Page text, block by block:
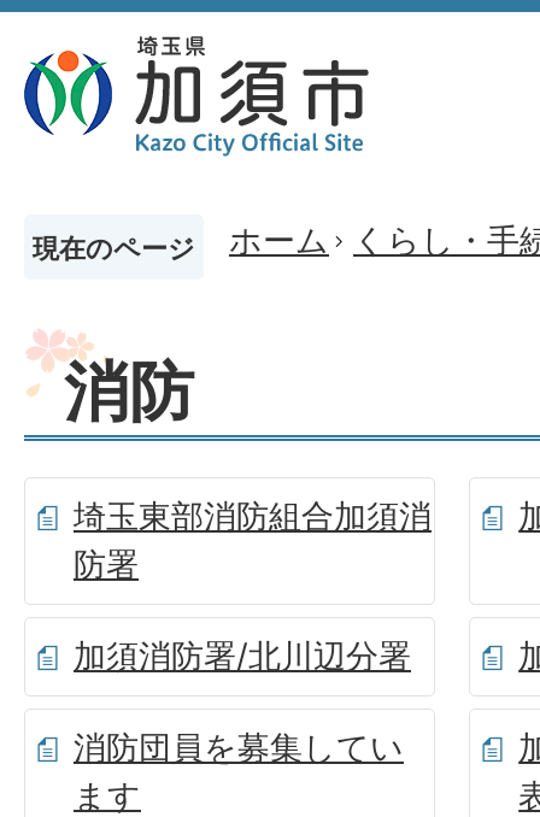
現在のページ ホーム くらし・手
消防
埼玉東部消防組合加須消
防署
加須消防署/北川辺分署
消防団員を募集してい
ます